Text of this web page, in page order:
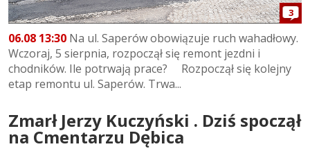
3
06.08 13:30 Na ul. Saperów obowiązuje ruch wahadłowy.
Wczoraj, 5 sierpnia, rozpoczął się remont jezdni i
chodników. Ile potrwają prace? Rozpoczął się kolejny
etap remontu ul. Saperów. Trwa...
Zmarł Jerzy Kuczyński . Dziś spoczął
na Cmentarzu Dębica